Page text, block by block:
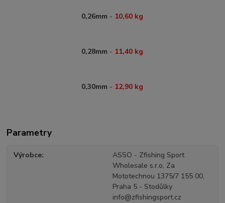
0,26mm - 10,60 kg
0,28mm - 11,40 kg
0,30mm - 12,90 kg
Parametry
Výrobce
ASSO - Zfishing Sport
Wholesale s.r.o, Za
Mototechnou 1375/7 155 00,
Praha 5 - Stodůlky
info@zfishingsport.cz